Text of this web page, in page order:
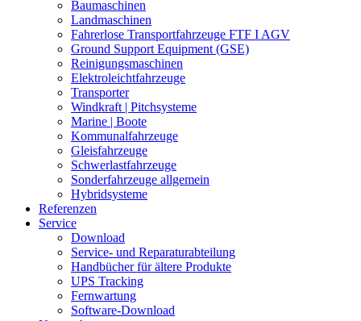
Baumaschinen
Landmaschinen
Fahrerlose Transportfahrzeuge FTF I AGV
Ground Support Equipment (GSE)
Reinigungsmaschinen
Elektroleichtfahrzeuge
Transporter
Windkraft | Pitchsysteme
Marine | Boote
Kommunalfahrzeuge
Gleisfahrzeuge
Schwerlastfahrzeuge
Sonderfahrzeuge allgemein
Hybridsysteme
Referenzen
Service
Download
Service- und Reparaturabteilung
Handbücher für ältere Produkte
UPS Tracking
Fernwartung
Software-Download